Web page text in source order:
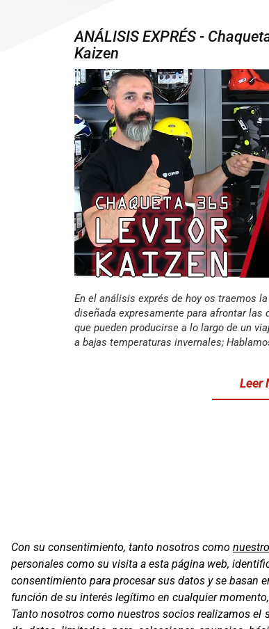
ANÁLISIS EXPRÉS -
Kaizen
En el análisis exprés de hoy os traemos
diseñada expresamente para afrontar
que pueden producirse a lo largo de un
a bajas temperaturas invernales;
Leer
Con su consentimiento, tanto nosotros como
personales como su visita a esta página web,
consentimiento para procesar sus datos y se basan
función de su interés legítimo en cualquier
Tanto nosotros como nuestros socios realizamos